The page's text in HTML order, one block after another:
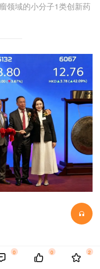
领域的小分子1类创新药
0 0 2